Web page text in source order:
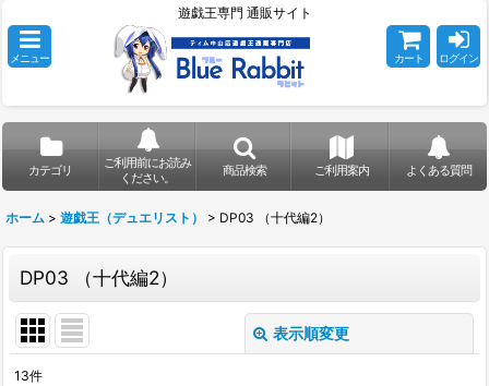
遊戯王専門 通販サイト
メニュー カート ログイン
カテゴリ
ご利用前にお読み
ください。
商品検索 ご利用案内 よくある質問
ホーム > 遊戯王（デュエリスト） > DP03 （十代編2）
DP03 （十代編2）
表示順変更
13件